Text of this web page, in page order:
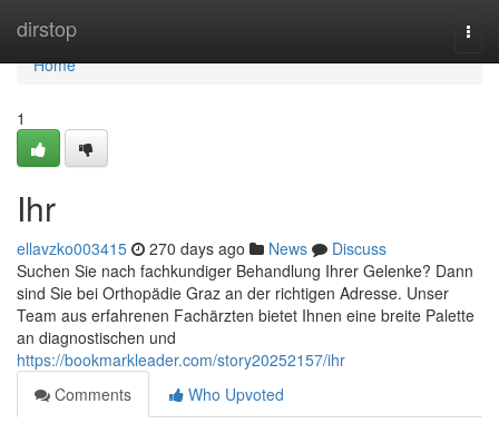
dirstop
Home
Home
1
Ihr
ellavzko003415 270 days ago News
Discuss
Suchen Sie nach fachkundiger Behandlung Ihrer Gelenke? Dann
sind Sie bei Orthopädie Graz an der richtigen Adresse. Unser
Team aus erfahrenen Fachärzten bietet Ihnen eine breite Palette
an diagnostischen und
https://bookmarkleader.com/story20252157/ihr
Comments
Who Upvoted